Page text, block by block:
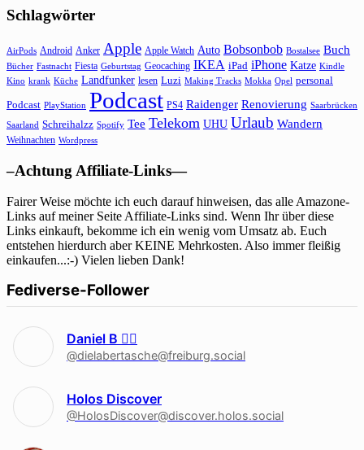
Schlagwörter
AirPods Android Anker Apple Apple Watch Auto Bobsonbob Bostalsee Buch
Bücher Fastnacht Fiesta Geburtstag Geocaching IKEA iPad iPhone Katze Kindle
Kino krank Küche Landfunker lesen Luzi Making Tracks Mokka Opel personal
Podcast PlayStation Podcast PS4 Raidenger Renovierung Saarbrücken
Saarland Schreihalzz Spotify Tee Telekom UHU Urlaub Wandern
Weihnachten Wordpress
–Achtung Affiliate-Links—
Fairer Weise möchte ich euch darauf hinweisen, das alle Amazone-
Links auf meiner Seite Affiliate-Links sind. Wenn Ihr über diese
Links einkauft, bekomme ich ein wenig vom Umsatz ab. Euch
entstehen hierdurch aber KEINE Mehrkosten. Also immer fleißig
einkaufen...:-) Vielen lieben Dank!
Fediverse-Follower
Daniel B 🏳‍🌈
@dielabertasche@freiburg.social
Holos Discover
@HolosDiscover@discover.holos.social